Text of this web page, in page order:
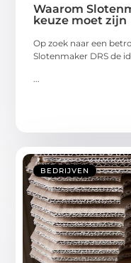
Waarom
keuze moet zijn
Op zoek naar een
Slotenmaker DRS de
...
BEDRIJVEN